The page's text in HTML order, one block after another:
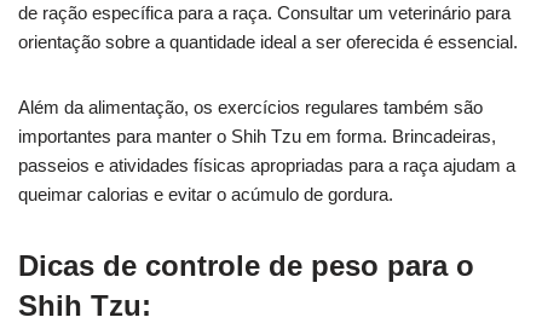
de ração específica para a raça. Consultar um veterinário para
orientação sobre a quantidade ideal a ser oferecida é essencial.
Além da alimentação, os exercícios regulares também são
importantes para manter o Shih Tzu em forma. Brincadeiras,
passeios e atividades físicas apropriadas para a raça ajudam a
queimar calorias e evitar o acúmulo de gordura.
Dicas de controle de peso para o
Shih Tzu: